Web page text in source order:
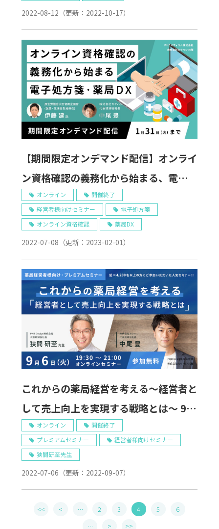
2022-08-12 （更新： 2022-10-17）
【期間限定オンデマンド配信】オンライ
ン資格確認の義務化から始まる、電子処
方箋、薬局DX ～ データヘルス改革に薬
局はどう対応することができるか ～
オンライン
開催終了
経営者様向けセミナー
電子処方箋
オンライン資格確認
薬局DX
2022-07-08 （更新： 2023-02-01）
これからの薬局経営を考える～経営者と
して売上向上を実現する戦略とは～ 9/6
Web開催
オンライン
開催終了
プレミアムセミナー
経営者様向けセミナー
狭間研至先生
2022-07-06 （更新： 2022-09-07）
<< < … 2 3 4 5
6
…
> >>